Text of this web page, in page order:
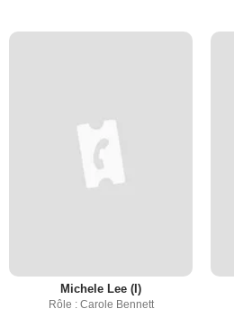
Michele Lee (I)
Rôle : Carole Bennett